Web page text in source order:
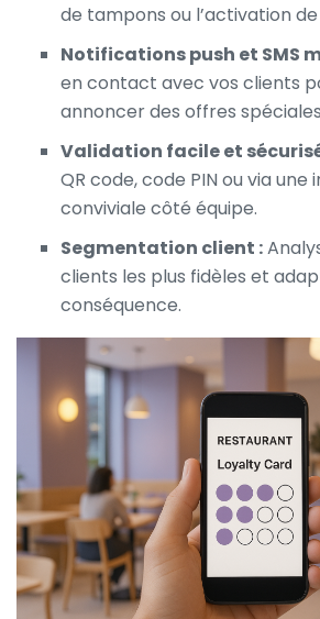
de tampons ou l’activation
Notifications push et SMS
en contact avec vos clients
annoncer des offres
Validation facile et
QR code, code PIN ou via
conviviale côté équipe.
Segmentation client :
clients les plus fidèles et
conséquence.